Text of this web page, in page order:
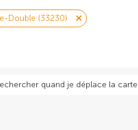
Double (33230)
quand je déplace la carte